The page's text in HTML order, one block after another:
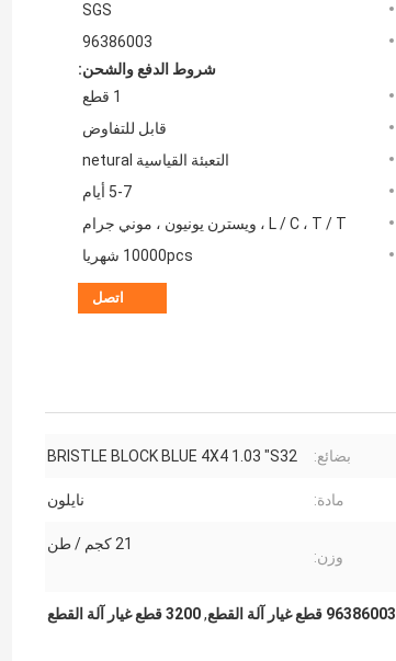
SGS
96386003
شروط الدفع والشحن:
1 قطع
قابل للتفاوض
التعبئة القياسية netural
5-7 أيام
L / C ، T / T ، ويسترن يونيون ، موني جرام
10000pcs شهريا
اتصل
بضائع: BRISTLE BLOCK BLUE 4X4 1.03 "S32
مادة: نايلون
وزن:
21 كجم / طن
96386003 قطع غيار آلة القطع ,3200 قطع غيار آلة القطع